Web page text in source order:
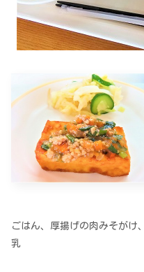
ごはん、厚揚げの肉みそがけ
乳